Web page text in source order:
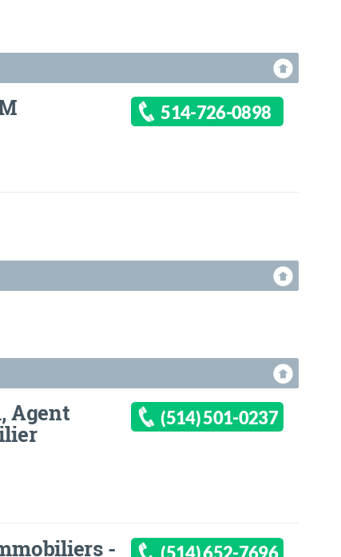
514-726-0898
Agent (514) 501-0237
- (514) 652-7696